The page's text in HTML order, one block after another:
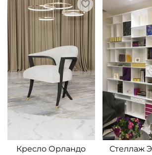
Кресло Орландо Стеллаж